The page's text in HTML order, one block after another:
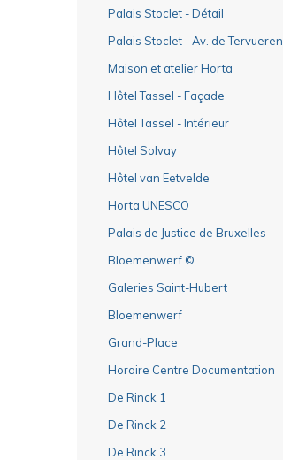
Palais Stoclet - Détail
Palais Stoclet - Av. de Tervueren
Maison et atelier Horta
Hôtel Tassel - Façade
Hôtel Tassel - Intérieur
Hôtel Solvay
Hôtel van Eetvelde
Horta UNESCO
Palais de Justice de Bruxelles
Bloemenwerf ©
Galeries Saint-Hubert
Bloemenwerf
Grand-Place
Horaire Centre Documentation
De Rinck 1
De Rinck 2
De Rinck 3